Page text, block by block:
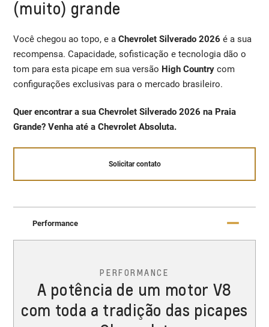
(muito) grande
Você chegou ao topo, e aChevrolet Silverado 2026 é a sua
recompensa. Capacidade, sofisticação e tecnologia dão o
tom para esta picape em sua versão High Countrycom
configurações exclusivas para o mercado brasileiro.
Quer encontrar a sua Chevrolet Silverado 2026 na Praia
Grande? Venha até a Chevrolet Absoluta.
Solicitar contato
Performance
PERFORMANCE
A potência de um motor V8
com toda a tradição das picapes